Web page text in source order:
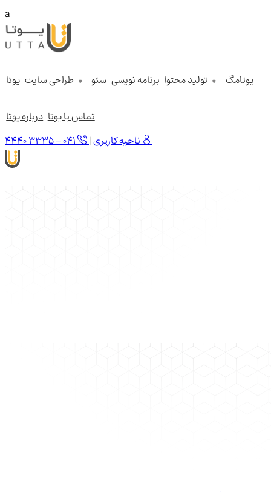
a
یوتا طراحی سایت سئو برنامه نویسی
یوتامگ
درباره یوتا تماس با یوتا
۴۴۴۰ ۳۳۳۵ – ۰۴۱
| ناحیه کاربری